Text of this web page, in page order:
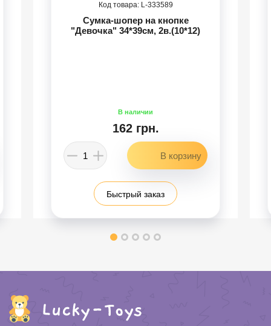
333589
Сумка-шопер на кнопке
"Девочка" 34*39см, 2в.(10*12)
162 грн.
Быстрый заказ